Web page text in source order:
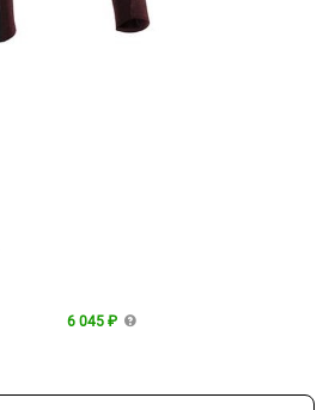
6 045 ₽